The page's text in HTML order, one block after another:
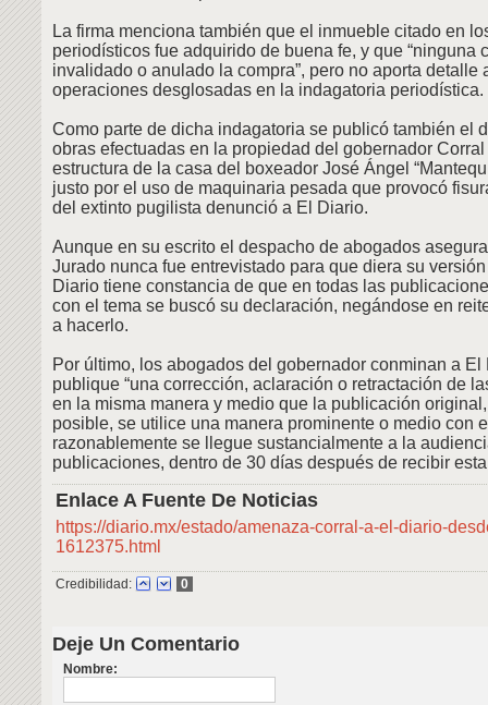
La firma menciona también que el inmueble citado en
periodísticos fue adquirido de buena fe, y que “ninguna
invalidado o anulado la compra”, pero no aporta detalle
operaciones desglosadas en la indagatoria periodística.
Como parte de dicha indagatoria se publicó también el
obras efectuadas en la propiedad del gobernador
estructura de la casa del boxeador José Ángel
justo por el uso de maquinaria pesada que provocó
del extinto pugilista denunció a El Diario.
Aunque en su escrito el despacho de abogados
Jurado nunca fue entrevistado para que diera su
Diario tiene constancia de que en todas las
con el tema se buscó su declaración, negándose en
a hacerlo.
Por último, los abogados del gobernador conminan a El
publique “una corrección, aclaración o retractación de
en la misma manera y medio que la publicación
posible, se utilice una manera prominente o medio con
razonablemente se llegue sustancialmente a la
publicaciones, dentro de 30 días después de recibir esta
Enlace A Fuente De Noticias
https://diario.mx/estado/amenaza-corral-a-el-diario-
1612375.html
Credibilidad: 0
Deje Un Comentario
Nombre: